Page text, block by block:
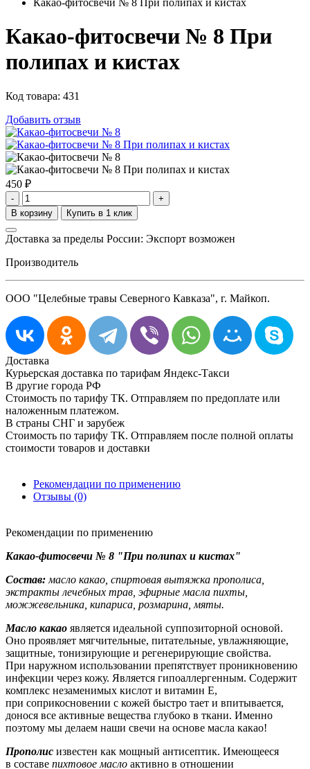
Какао-фитосвечи № 8 При полипах и кистах
Какао-фитосвечи № 8 При
полипах и кистах
Код товара: 431
Добавить отзыв
450 ₽
- +
Доставка за пределы России: Экспорт возможен
Производитель
ООО "Целебные травы Северного Кавказа", г. Майкоп.
Доставка
Курьерская доставка по тарифам Яндекс-Такси
В другие города РФ
Стоимость по тарифу ТК. Отправляем по предоплате или
наложенным платежом.
В страны СНГ и зарубеж
Стоимость по тарифу ТК. Отправляем после полной оплаты
стоимости товаров и доставки
Рекомендации по применению
Отзывы (0)
Рекомендации по применению
Какао-фитосвечи № 8 "При полипах и кистах"
Состав: масло какао, спиртовая вытяжка прополиса,
экстракты лечебных трав, эфирные масла пихты,
можжевельника, кипариса, розмарина, мяты.
Масло какао является идеальной суппозиторной основой.
Оно проявляет мягчительные, питательные, увлажняющие,
защитные, тонизирующие и регенерирующие свойства.
При наружном использовании препятствует проникновению
инфекции через кожу. Является гипоаллергенным. Содержит
комплекс незаменимых кислот и витамин Е,
при соприкосновении с кожей быстро тает и впитывается,
донося все активные вещества глубоко в ткани. Именно
поэтому мы делаем наши свечи на основе масла какао!
Прополис известен как мощный антисептик. Имеющееся
в составе пихтовое масло активно в отношении